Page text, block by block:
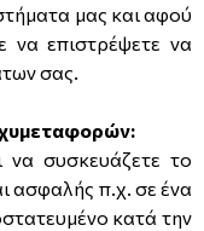
μας και αφού
να επιστρέψετε να
σας.
συσκευάζετε το
ασφαλής π.χ. σε ένα
κατά την